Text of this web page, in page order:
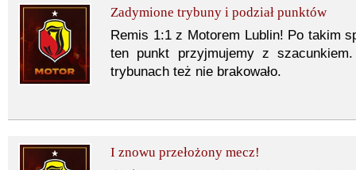
Zadymione trybuny i podział punktów
Remis 1:1 z Motorem Lublin! Po takim
ten punkt przyjmujemy z
trybunach też nie brakowało.
I znowu przełożony mecz!